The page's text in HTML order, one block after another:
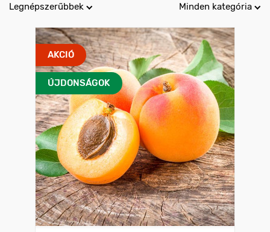
Legnépszerűbbek Minden kategória
AKCIÓ
ÚJDONSÁGOK